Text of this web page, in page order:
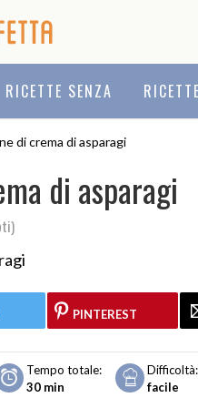
RICETTE SENZA
di crema di asparagi
di asparagi
PINTEREST
Tempo totale:
30 min
Difficoltà:
facile